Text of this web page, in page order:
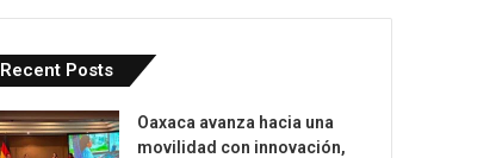
Recent Posts
Oaxaca avanza hacia una
movilidad con innovación,